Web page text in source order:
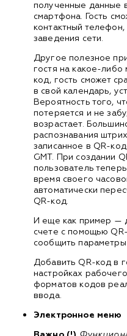
полученные данные
смартфона. Гость
контактный
заведения сети.
Другое полезное
гостя на какое-либо
код, гость сможет
в свой календарь,
Вероятность того,
потеряется и не
возрастает.
распознавания
записанное в QR-
GMT. При создании
пользователь
время своего
автоматически
QR-код.
И еще как пример —
счете с помощью
сообщить
Добавить QR-код в
настройках
форматов кодов
ввода.
Электронное меню